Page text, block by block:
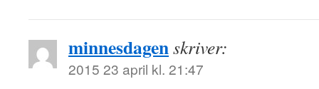
minnesdagenskriver:
2015 23 april kl. 21:47